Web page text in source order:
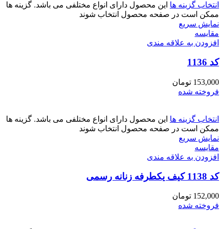
انتخاب گزینه ها این محصول دارای انواع مختلفی می باشد. گزینه ها
ممکن است در صفحه محصول انتخاب شوند
نمایش سریع
مقايسه
افزودن به علاقه مندی
کد 1136
153,000 تومان
فروخته شده
انتخاب گزینه ها این محصول دارای انواع مختلفی می باشد. گزینه ها
ممکن است در صفحه محصول انتخاب شوند
نمایش سریع
مقايسه
افزودن به علاقه مندی
کد 1138 کیف یکطرفه زنانه رسمی
152,000 تومان
فروخته شده